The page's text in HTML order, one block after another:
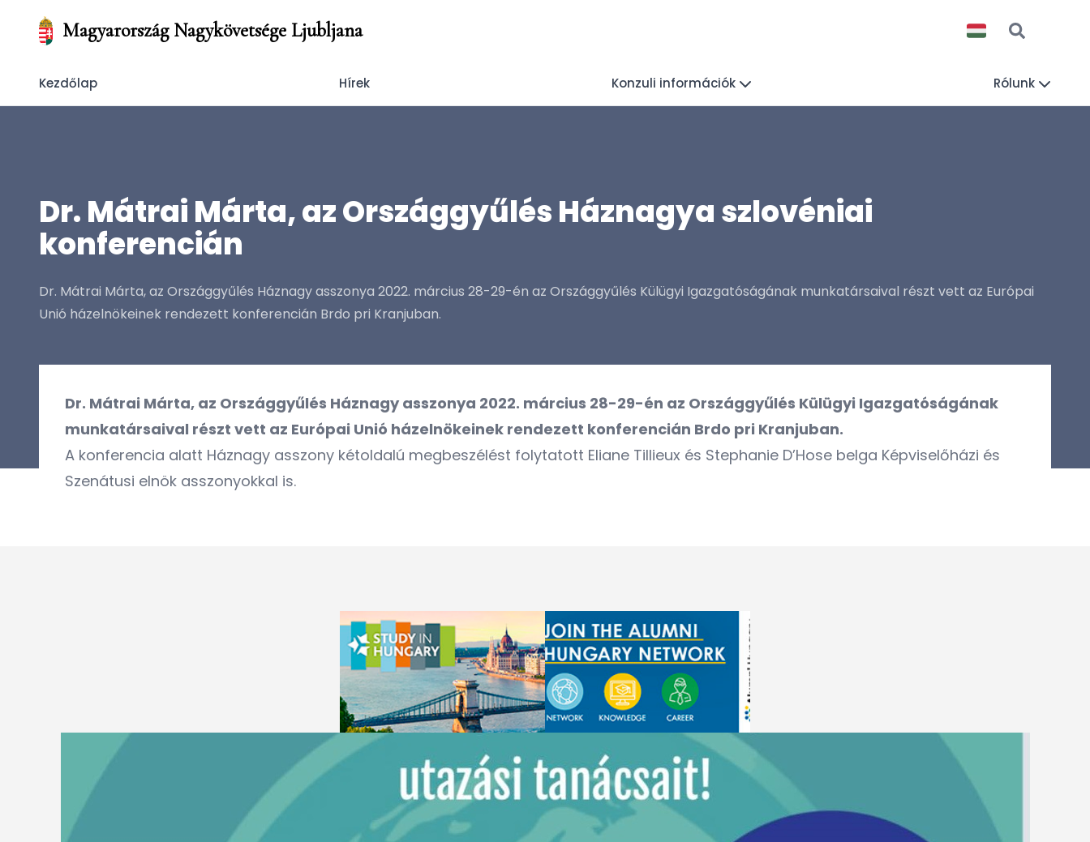
Magyarország Nagykövetsége Ljubljana
Kezdőlap Hírek Konzuli információk Rólunk
Dr. Mátrai Márta, az Országgyűlés Háznagya szlovéniai
konferencián
Dr. Mátrai Márta, az Országgyűlés Háznagy asszonya 2022. március 28-29-én az Országgyűlés Külügyi Igazgatóságának munkatársaival részt vett az Európai
Unió házelnökeinek rendezett konferencián Brdo pri Kranjuban.
Dr. Mátrai Márta, az Országgyűlés Háznagy asszonya 2022. március 28-29-én az Országgyűlés Külügyi Igazgatóságának
munkatársaival részt vett az Európai Unió házelnökeinek rendezett konferencián Brdo pri Kranjuban.
A konferencia alatt Háznagy asszony kétoldalú megbeszélést folytatott Eliane Tillieux és Stephanie D’Hose belga Képviselőházi és
Szenátusi elnök asszonyokkal is.